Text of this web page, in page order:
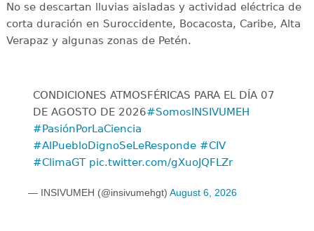
No se descartan lluvias aisladas y actividad eléctrica de
corta duración en Suroccidente, Bocacosta, Caribe, Alta
Verapaz y algunas zonas de Petén.
CONDICIONES ATMOSFÉRICAS PARA EL DÍA 07
DE AGOSTO DE 2026#SomosINSIVUMEH
#PasiónPorLaCiencia
#AlPuebloDignoSeLeResponde #CIV
#ClimaGT pic.twitter.com/gXuoJQFLZr
— INSIVUMEH (@insivumehgt) August 6, 2026